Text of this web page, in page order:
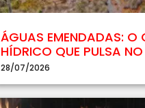
ÁGUAS EMENDADAS: O
HÍDRICO QUE PULSA
28/07/2026